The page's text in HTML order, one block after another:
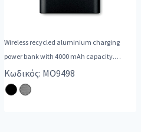
Wireless recycled aluminium charging
power bank with 4000 mAh capacity.
Includes
Κωδικός: MO9498